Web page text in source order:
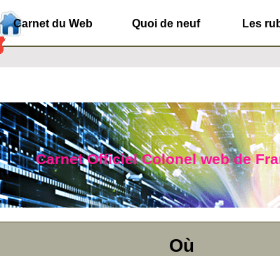
Carnet du Web Quoi de neuf Les
Carnet Officiel Colonel web de
Où